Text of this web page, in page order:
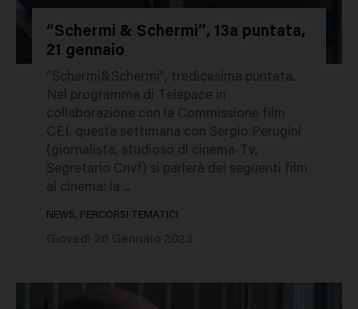
52185
“Schermi & Schermi”, 13a puntata,
21 gennaio
“Schermi&Schermi”, tredicesima puntata.
Nel programma di Telepace in
collaborazione con la Commissione film
CEI, questa settimana con Sergio Perugini
(giornalista, studioso di cinema-Tv,
Segretario Cnvf) si parlerà dei seguenti film
al cinema: la ...
NEWS, PERCORSI TEMATICI